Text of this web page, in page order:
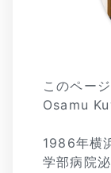
このペー
Osamu
1986年横
学部病院